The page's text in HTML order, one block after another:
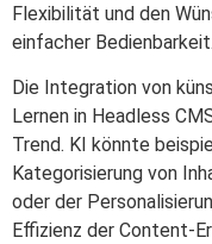
Flexibilität und den
einfacher Bedienbarkeit.
Die Integration von
Lernen in Headless
Trend. KI könnte
Kategorisierung von
oder der
Effizienz der Content-